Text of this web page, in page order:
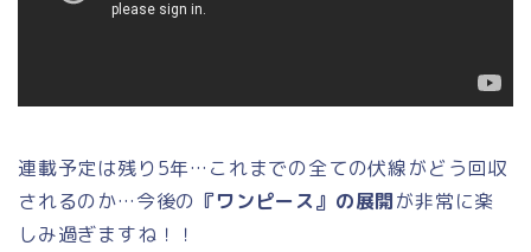
連載予定は残り5年…これまでの全ての伏線がどう回収
されるのか…今後の 『ワンピース』の展開が非常に楽
しみ過ぎますね！！